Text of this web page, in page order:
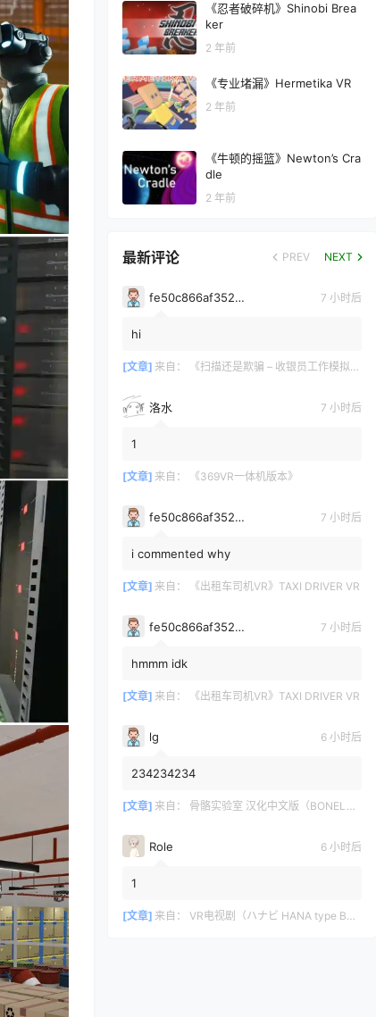
《忍者破碎机》Shinobi Brea
ker
2 年前
《专业堵漏》Hermetika VR
2 年前
《牛顿的摇篮》Newton’s Cra
dle
2 年前
最新评论 PREV NEXT
fe50c866af35290a170a6675cb0d97d11678 7 小时后
hi
[文章] 来自： 《扫描还是欺骗 – 收银员工作模拟器》Scan or Scam – Cashier Job Simulator
洛水 7 小时后
1
[文章] 来自： 《369VR一体机版本》
fe50c866af35290a170a6675cb0d97d11678 7 小时后
i commented why
[文章] 来自： 《出租车司机VR》TAXI DRIVER VR
fe50c866af35290a170a6675cb0d97d11678 7 小时后
hmmm idk
[文章] 来自： 《出租车司机VR》TAXI DRIVER VR
lg 6 小时后
234234234
[文章] 来自： 骨骼实验室 汉化中文版（BONELAB）
Role 6 小时后
1
[文章] 来自： VR电视剧（ハナビ HANA type B）我的机器人女仆